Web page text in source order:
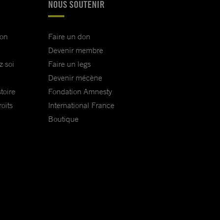
soi
NOUS SOUTENIR
Faire un don
Devenir membre
Faire un legs
Devenir mécène
Fondation Amnesty
International France
Boutique